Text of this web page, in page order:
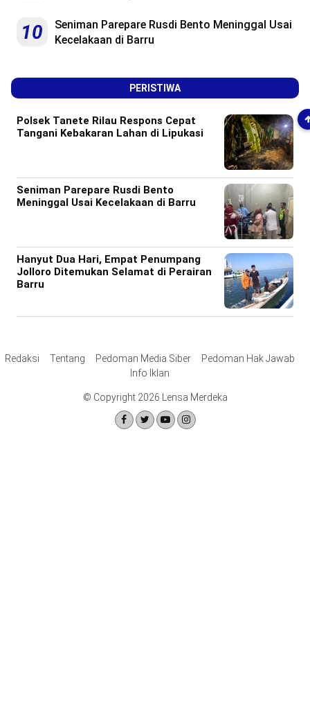
10
Seniman Parepare Rusdi Bento Meninggal Usai
Kecelakaan di Barru
PERISTIWA
Polsek Tanete Rilau Respons Cepat
Tangani Kebakaran Lahan di Lipukasi
Seniman Parepare Rusdi Bento
Meninggal Usai Kecelakaan di Barru
Hanyut Dua Hari, Empat Penumpang
Jolloro Ditemukan Selamat di Perairan
Barru
Redaksi Tentang Pedoman Media Siber
Pedoman Hak Jawab
Info Iklan
© Copyright 2026 Lensa Merdeka